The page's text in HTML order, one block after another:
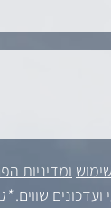
ומדיניות
ועדכונים שווים.